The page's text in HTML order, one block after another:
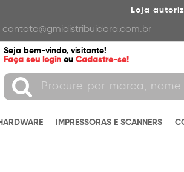
Loja
contato@gmidistribuidora.com.br
Seja bem-vindo, visitante!
Faça seu login ou Cadastre-se!
IMPRESSORAS E SCANNERS